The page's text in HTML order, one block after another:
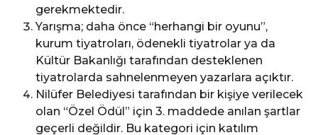
gerekmektedir.
Yarışma; daha önce “herhangi bir oyunu”,
kurum tiyatroları, ödenekli tiyatrolar ya da
Kültür Bakanlığı tarafından desteklenen
tiyatrolarda sahnelenmeyen yazarlara açıktır.
Nilüfer Belediyesi tarafından bir kişiye verilecek
olan “Özel Ödül” için 3. maddede anılan şartlar
geçerli değildir. Bu kategori için katılım